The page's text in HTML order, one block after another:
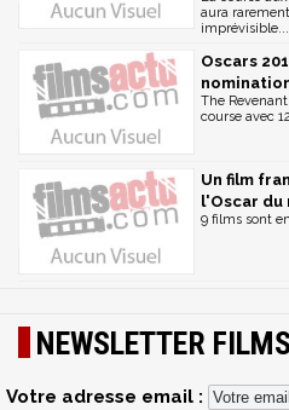
aura
imprévisible...
Oscars
The
course avec
Un film
l'Oscar du
9 films sont
NEWSLETTER
Votre adresse email :